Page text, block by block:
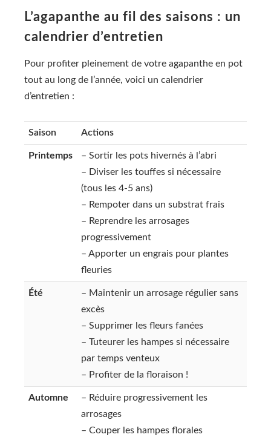
L’agapanthe au fil des saisons : un
calendrier d’entretien
Pour profiter pleinement de votre agapanthe en pot
tout au long de l’année, voici un calendrier
d’entretien :
Saison Actions
Printemps
– Sortir les pots hivernés à l’abri
– Diviser les touffes si nécessaire
(tous les 4-5 ans)
– Rempoter dans un substrat frais
– Reprendre les arrosages
progressivement
– Apporter un engrais pour plantes
fleuries
Été
– Maintenir un arrosage régulier sans
excès
– Supprimer les fleurs fanées
– Tuteurer les hampes si nécessaire
par temps venteux
– Profiter de la floraison !
Automne
– Réduire progressivement les
arrosages
– Couper les hampes florales